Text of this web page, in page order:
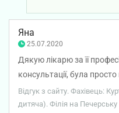
Яна
25.07.2020
Дякую лікарю за її
консультації, була
роз'яснила, заспокоїла.
подяка смарт медікал
Відгук з сайту. Фахівець:
дитяча). Філія на Печерську